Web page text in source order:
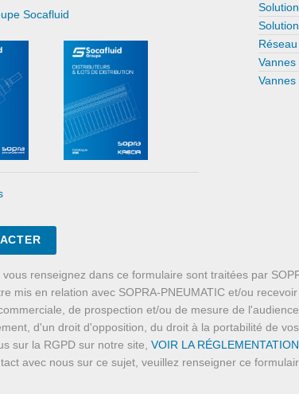
Socafluid
Vannes
renseignez dans ce formulaire sont traitées par
mis en relation avec SOPRA-PNEUMATIC et/ou
de prospection et/ou de mesure de
d'un droit d'opposition, du droit à la portabilité de
sur la RGPD sur notre site, VOIR LA
avec nous sur ce sujet, veuillez renseigner ce